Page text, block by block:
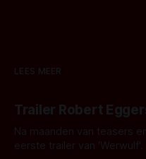
LEES MEER
Trailer Robert
Na maanden van teasers
eerste trailer van